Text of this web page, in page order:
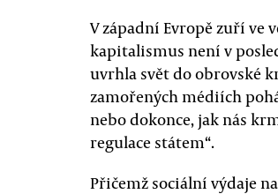
V západní Evropě zuří
kapitalismus není v
uvrhla svět do obrovské
zamořených médiích
nebo dokonce, jak nás
regulace státem“.
Přičemž sociální výdaje